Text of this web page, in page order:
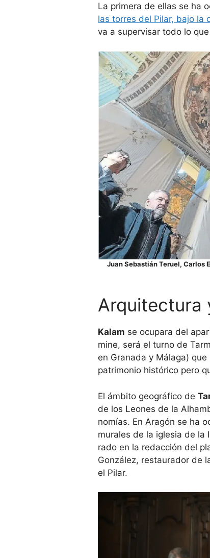
La pri­mera de ellas se ha
las torres del Pilar, bajo la
va a super­vi­sar todo lo
Juan Sebastián Teruel, Carlos
Arqui­tec­tura
Kalam se ocu­para del
mine, será el turno de
en Gra­nada y Málaga)
patri­mo­nio his­tó­rico pero
El ámbito geo­grá­fico de
de los Leo­nes de la
no­mías. En Ara­gón se ha
mura­les de la igle­sia de
rado en la redac­ción del
Gon­zá­lez, res­tau­ra­dor de
el Pilar.